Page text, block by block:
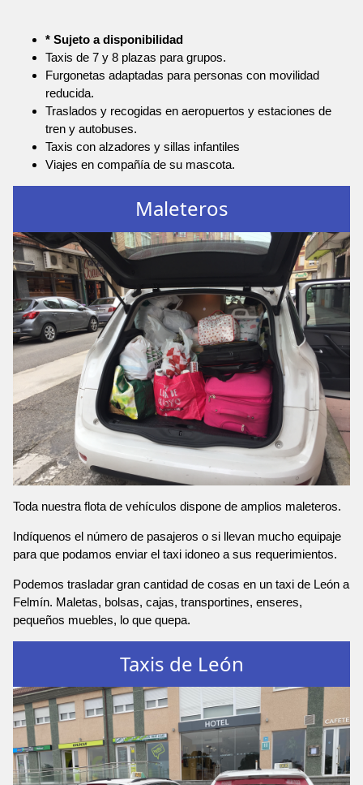
* Sujeto a disponibilidad
Taxis de 7 y 8 plazas para grupos.
Furgonetas adaptadas para personas con movilidad
reducida.
Traslados y recogidas en aeropuertos y estaciones de
tren y autobuses.
Taxis con alzadores y sillas infantiles
Viajes en compañía de su mascota.
Maleteros
Toda nuestra flota de vehículos dispone de amplios maleteros.
Indíquenos el número de pasajeros o si llevan mucho equipaje
para que podamos enviar el taxi idoneo a sus requerimientos.
Podemos trasladar gran cantidad de cosas en un taxi de León a
Felmín. Maletas, bolsas, cajas, transportines, enseres,
pequeños muebles, lo que quepa.
Taxis de León